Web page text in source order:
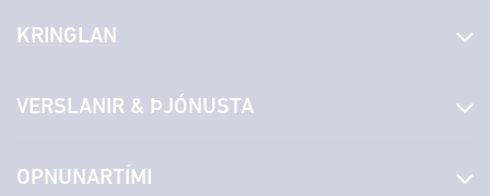
KRINGLAN
Laus störf
Hafðu samband
VERSLANIR & ÞJÓNUSTA
Borgarbókasafn
OPNUNARTÍMI